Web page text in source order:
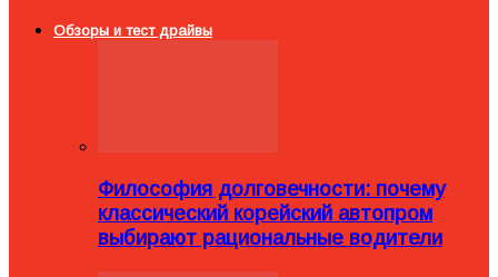
Обзоры и тест драйвы
Философия долговечности: почему
классический корейский автопром
выбирают рациональные водители